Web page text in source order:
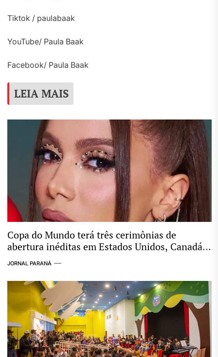
Tiktok / paulabaak
YouTube/ Paula Baak
Facebook/ Paula Baak
LEIA MAIS
Copa do Mundo terá três cerimônias de
abertura inéditas em Estados Unidos, Canadá e
México
JORNAL PARANÁ